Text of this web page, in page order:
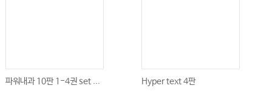
파워내과 10판 1-4권 set ... Hyper text 4판